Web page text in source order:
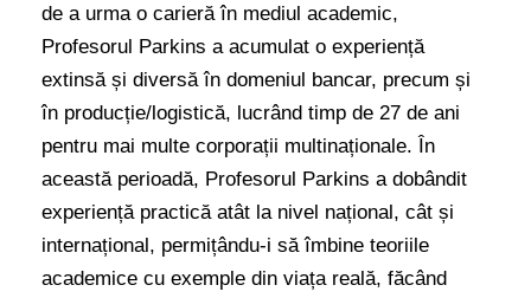
de a urma o carieră în mediul academic,
Profesorul Parkins a acumulat o experiență
extinsă și diversă în domeniul bancar, precum și
în producție/logistică, lucrând timp de 27 de ani
pentru mai multe corporații multinaționale. În
această perioadă, Profesorul Parkins a dobândit
experiență practică atât la nivel național, cât și
internațional, permițându-i să îmbine teoriile
academice cu exemple din viața reală, făcând